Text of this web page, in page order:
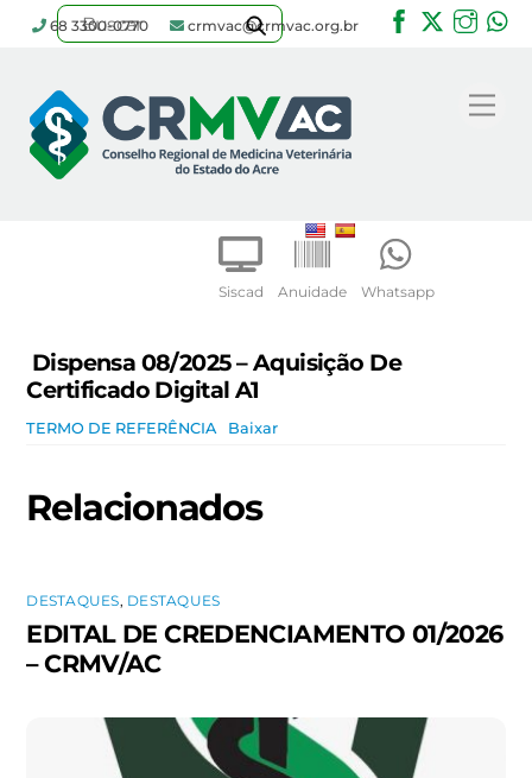
content
Siscad Anuidade Whatsapp
68 3300-0770 crmvac@crmvac.org.br
Facebook
Twitter
Dispensa 08/2025 – Aquisição De
Certificado Digital A1
TERMO DE REFERÊNCIA Baixar
Relacionados
DESTAQUES, DESTAQUES
EDITAL DE CREDENCIAMENTO 01/2026
– CRMV/AC